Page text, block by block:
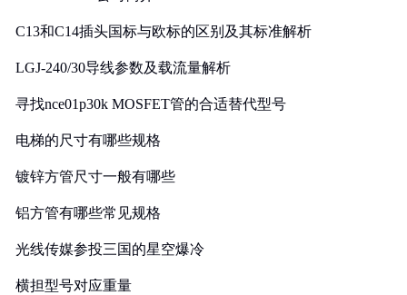
C13和C14插头国标与欧标的区别及其标准解析
LGJ-240/30导线参数及载流量解析
寻找nce01p30k MOSFET管的合适替代型号
电梯的尺寸有哪些规格
镀锌方管尺寸一般有哪些
铝方管有哪些常见规格
光线传媒参投三国的星空爆冷
横担型号对应重量